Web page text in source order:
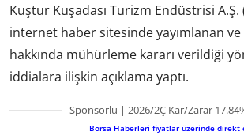
Kuştur Kuşadası Turizm Endüstrisi A.Ş.
internet haber sitesinde yayımlanan ve
hakkında mühürleme kararı verildiği
iddialara ilişkin açıklama yaptı.
Sponsorlu | 2026/2Ç Kar/Zarar
Borsa Haberleri fiyatlar üzerinde direkt